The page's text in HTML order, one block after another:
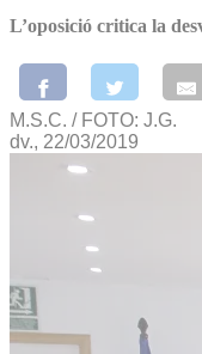
L’oposició critica la
M.S.C. / FOTO: J.G.
dv., 22/03/2019